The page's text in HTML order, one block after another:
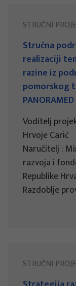
STRUČNI
Stručna
realizaciji
razine iz
pomorskog
PANORAMED
Voditelj
Hrvoje Carić
Naručitelj :
razvoja i
Republike
Razdoblje
STRUČNI